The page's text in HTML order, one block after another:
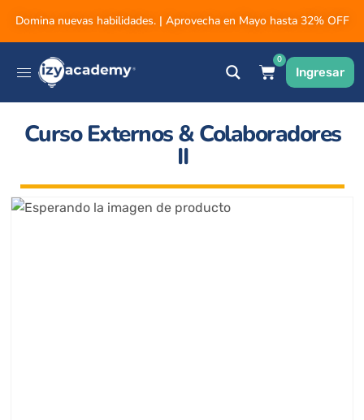
Domina nuevas habilidades. | Aprovecha en Mayo hasta 32% OFF
0
Ingresar
Curso Externos & Colaboradores
II